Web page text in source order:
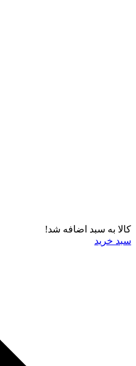
کالا به سبد اضافه شد!
سبد خرید